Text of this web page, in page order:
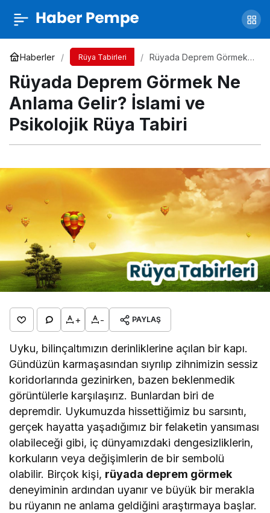
Haberler Rüya Tabirleri
Rüyada Deprem Görmek
Psikolojik Rüya Tabiri
Rüyada Deprem Görmek Ne
Anlama Gelir? İslami ve
Psikolojik Rüya Tabiri
+ - PAYLAŞ
Uyku, bilinçaltımızın derinliklerine açılan bir kapı.
Gündüzün karmaşasından sıyrılıp zihnimizin sessiz
koridorlarında gezinirken, bazen beklenmedik
görüntülerle karşılaşırız. Bunlardan biri de
depremdir. Uykumuzda hissettiğimiz bu sarsıntı,
gerçek hayatta yaşadığımız bir felaketin yansıması
olabileceği gibi, iç dünyamızdaki dengesizliklerin,
korkuların veya değişimlerin de bir sembolü
olabilir. Birçok kişi, rüyada deprem görmek
deneyiminin ardından uyanır ve büyük bir merakla
bu rüyanın ne anlama geldiğini araştırmaya başlar.
Rüyada Aslan Görmek Ne Anlama Gelir?
İslami ve Psikolojik Rüya Tabiri
Paylaş